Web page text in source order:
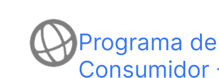
Programa
Consumidor